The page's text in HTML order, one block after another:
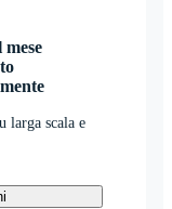
mese
larga scala e